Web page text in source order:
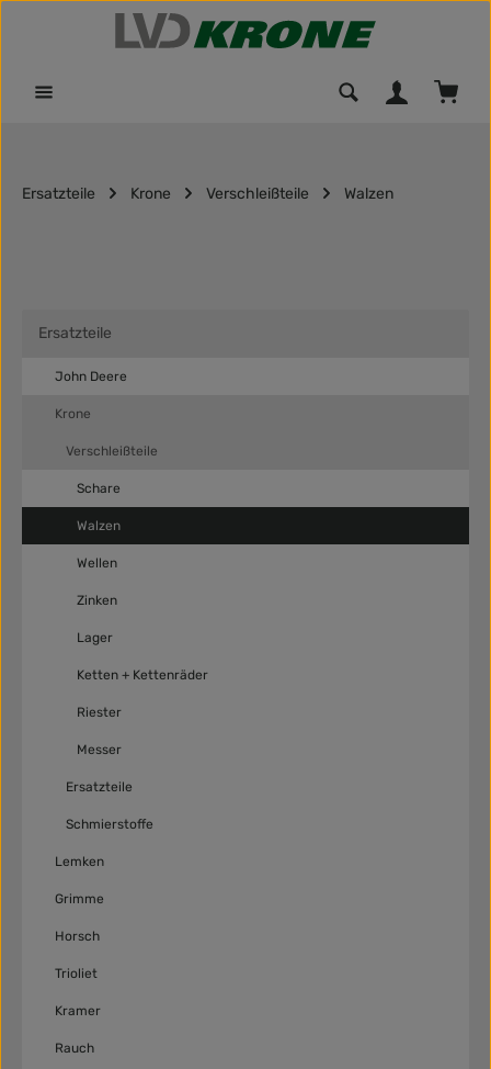
Zum Hauptinhalt springen
Ersatzteile Krone Verschleißteile Walzen
Ersatzteile
John Deere
Krone
Verschleißteile
Schare
Walzen
Wellen
Zinken
Lager
Ketten + Kettenräder
Riester
Messer
Ersatzteile
Schmierstoffe
Lemken
Grimme
Horsch
Trioliet
Kramer
Rauch